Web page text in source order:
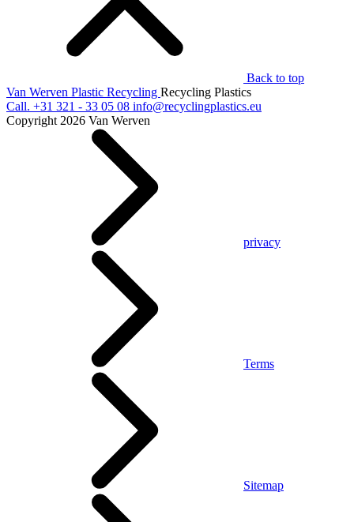
Back to top
Van Werven Plastic Recycling Recycling Plastics
Call. +31 321 - 33 05 08 info@recyclingplastics.eu
Copyright 2026 Van Werven
privacy
Terms
Sitemap